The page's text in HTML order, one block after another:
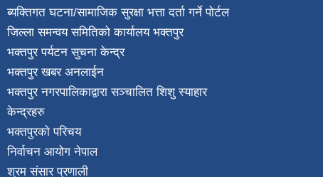
ब्यक्तिगत घटना/सामाजिक सुरक्षा भत्ता दर्ता गर्ने पोर्टल
जिल्ला समन्वय समितिको कार्यालय भक्तपुर
भक्तपुर पर्यटन सुचना केन्द्र
भक्तपुर खबर अनलाईन
भक्तपुर नगरपालिकाद्वारा सञ्चालित शिशु स्याहार
केन्द्रहरु
भक्तपुरकाे परिचय
निर्वाचन आयोग नेपाल
श्रम संसार प्रणाली